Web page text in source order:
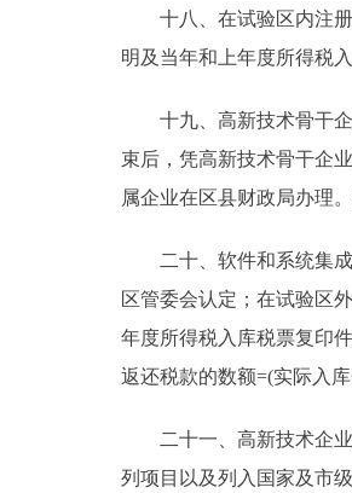
十八、在试验区内注册
明及当年和上年度所得税
十九、高新技术骨干企
束后，凭高新技术骨干企
属企业在区县财政局办理
二十、软件和系统集成
区管委会认定；在试验区
年度所得税入库税票复印
返还税款的数额=(实际入
二十一、高新技术企业
列项目以及列入国家及市